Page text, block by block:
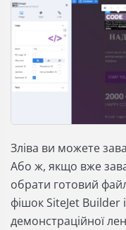
Зліва ви можете
Або ж, якщо вже
обрати готовий
фішок SiteJet Builder
демонстраційної